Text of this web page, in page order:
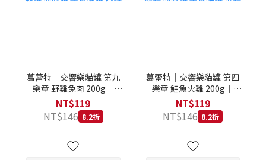
葛蕾特｜交響樂貓罐 第九
樂章 野雞兔肉 200g｜
GranataPet 200克 主食罐
無穀罐 無膠罐 主食貓罐 德
罐
NT$119
NT$146 8.2折
葛蕾特｜交響樂貓罐 第四
樂章 鮭魚火雞 200g｜
GranataPet 200克 主食罐
無穀罐 無膠罐 主食貓罐 德
罐
NT$119
NT$146 8.2折